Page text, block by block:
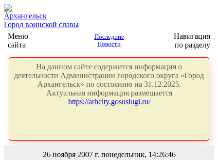
Архангельск
Город воинской славы
Меню
сайта
Последние
Новости
Навигация
по разделу
На данном сайте содержится информация о
деятельности Администрации городского округа «Город
Архангельск» по состоянию на 31.12.2025.
Актуальная информация размещается
https://arhcity.gosuslugi.ru/
26 ноября 2007 г. понедельник, 14:26:46